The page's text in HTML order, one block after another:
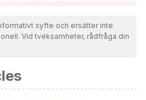
noggrant av vårt team
tillförlitlighet, aktualitet och
artikel ansågs vara tillförlitlig
El miedo y sus trastornos en
educativa.Aula,12.
syfte och ersätter inte
Vid tveksamheter, rådfråga din